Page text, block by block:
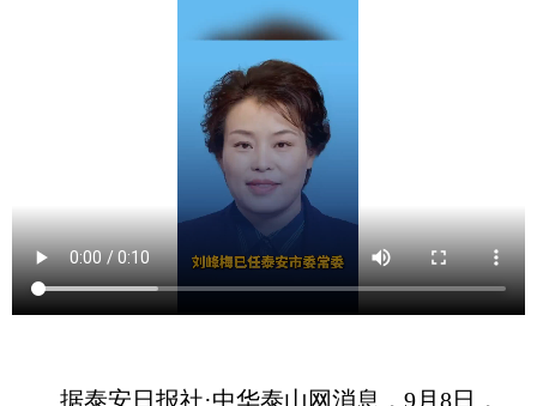
据泰安日报社·中华泰山网消息，9月8日，